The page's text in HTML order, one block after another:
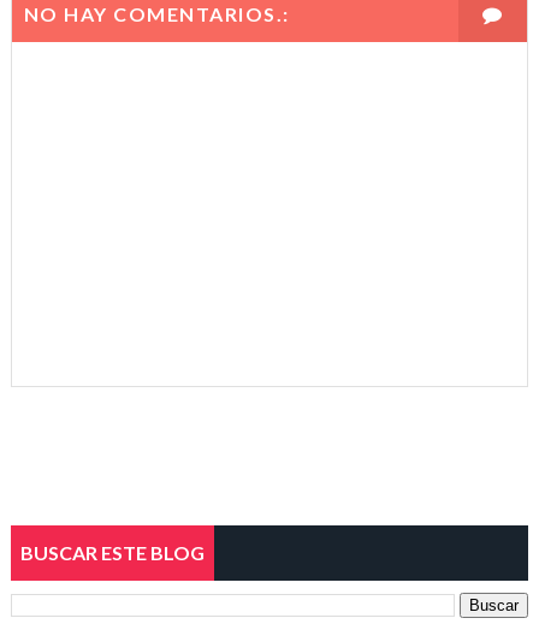
NO HAY COMENTARIOS.:
BUSCAR ESTE BLOG